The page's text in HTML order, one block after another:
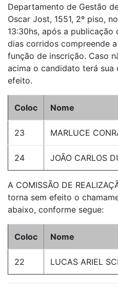
Departamento de Gestão
Oscar Jost, 1551, 2º piso,
13:30hs, após a
dias corridos compreende
função de inscrição. Caso
acima o candidato terá sua
efeito.
Coloc Nome
23 MARLUCE
24 JOÃO CARLOS
A COMISSÃO DE
torna sem efeito o
abaixo, conforme segue:
Coloc Nome
22 LUCAS ARIEL